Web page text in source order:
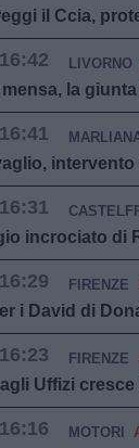
il Ccia,
LIVORNO
la
incrociato di
FIRENZE
i David di
FIRENZE
Uffizi
MOTORI